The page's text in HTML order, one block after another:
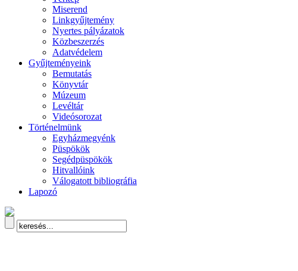
Miserend
Linkgyűjtemény
Nyertes pályázatok
Közbeszerzés
Adatvédelem
Gyűjteményeink
Bemutatás
Könyvtár
Múzeum
Levéltár
Videósorozat
Történelmünk
Egyházmegyénk
Püspökök
Segédpüspökök
Hitvallóink
Válogatott bibliográfia
Lapozó